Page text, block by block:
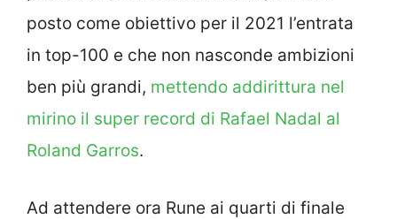
posto come obiettivo per il 2021 l’entrata
in top-100 e che non nasconde ambizioni
ben più grandi, mettendo addirittura nel
mirino il super record di Rafael Nadal al
Roland Garros.
Ad attendere ora Rune ai quarti di finale